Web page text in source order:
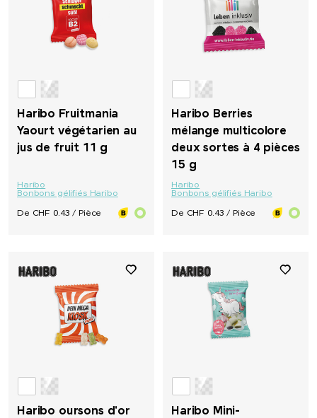
Haribo Fruitmania
Yaourt végétarien au
jus de fruit 11 g
Haribo
Bonbons gélifiés Haribo
De CHF 0.43 / Pièce
Haribo Berries
mélange multicolore
deux sortes à 4 pièces
15 g
Haribo
Bonbons gélifiés Haribo
De CHF 0.43 / Pièce
Haribo oursons d'or
Haribo Mini-